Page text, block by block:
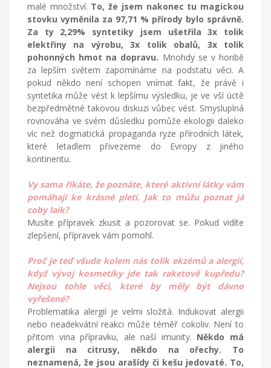
malé množství. To, že jsem nakonec tu magickou
stovku vyměnila za 97,71 % přírody bylo správně.
Za ty 2,29% syntetiky jsem ušetřila 3x tolik
elektřiny na výrobu, 3x tolik obalů, 3x tolik
pohonných hmot na dopravu. Mnohdy se v honbě
za lepším světem zapomínáme na podstatu věci. A
pokud někdo není schopen vnímat fakt, že právě i
syntetika může vést k lepšímu výsledku, je ve vší úctě
bezpředmětné takovou diskuzi vůbec vést. Smysluplná
rovnováha ve svém důsledku pomůže ekologii daleko
víc než dogmatická propaganda ryze přírodních látek,
které letadlem přivezeme do Evropy z jiného
kontinentu.
Vy sama říkáte, že poznáte, které aktivní látky vám
pomáhají ke krásné pleti. Jak to můžu poznat já
coby laik?
Musíte přípravek zkusit a pozorovat se. Pokud vidíte
zlepšení, přípravek vám pomohl.
Proč je teď všude kolem nás tolik ekzémů a alergií,
když vývoj kosmetiky jde tak raketově kupředu?
Nejsou tohle věci, které by měly být dávno
vyřešené?
Problematika alergií je velmi složitá. Indukovat alergii
nebo neadekvátní reakci může téměř cokoliv. Není to
přitom vina přípravku, ale naší imunity. Někdo má
alergii na citrusy, někdo na ořechy. To
neznamená, že jsou arašídy či kešu jedovaté. To,